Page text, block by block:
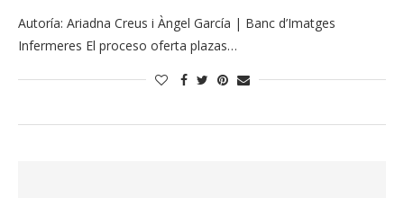
Autoría: Ariadna Creus i Àngel García | Banc d’Imatges
Infermeres El proceso oferta plazas…